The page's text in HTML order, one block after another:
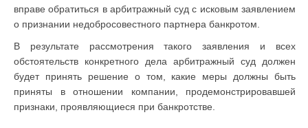
вправе обратиться в арбитражный суд с исковым заявлением
о признании недобросовестного партнера банкротом.
В результате рассмотрения такого заявления и всех
обстоятельств конкретного дела арбитражный суд должен
будет принять решение о том, какие меры должны быть
приняты в отношении компании, продемонстрировавшей
признаки, проявляющиеся при банкротстве.